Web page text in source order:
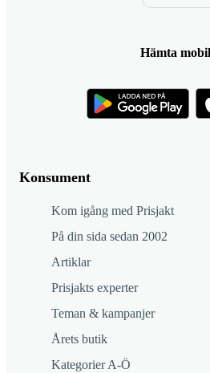
Konsument
Kom igång med Prisjakt
På din sida sedan 2002
Artiklar
Prisjakts experter
Teman & kampanjer
Årets butik
Kategorier A-Ö
Hämta